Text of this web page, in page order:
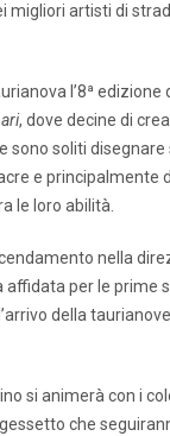
migliori artisti di
l’8ª edizione
, dove decine di
sono soliti disegnare
e principalmente
le loro abilità.
nella
per le prime
della
si animerà con i
che